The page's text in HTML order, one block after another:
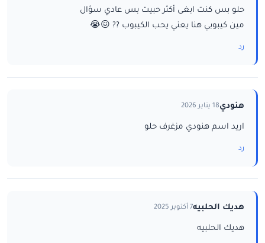
حلو بس كنت ابغى أكثر حبيت بس عادي سؤال
مين كيبوبي هنا يعني يحب الكيبوب ?? 😖😭
رد
هنودي18 يناير 2026
اريد اسم هنودي مزغرف حلو
رد
هديك الحلبيه7 أكتوبر 2025
هديك الحلبيه